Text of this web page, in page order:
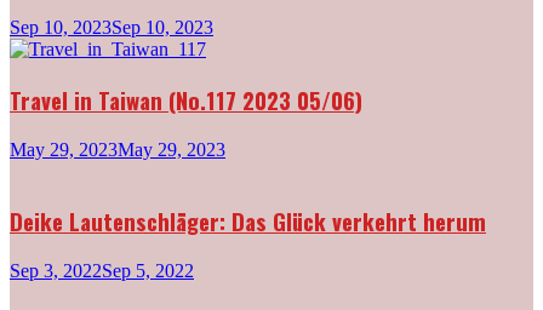
Sep 10, 2023Sep 10, 2023
Travel in Taiwan (No.117 2023 05/06)
May 29, 2023May 29, 2023
Deike Lautenschläger: Das Glück verkehrt herum
Sep 3, 2022Sep 5, 2022